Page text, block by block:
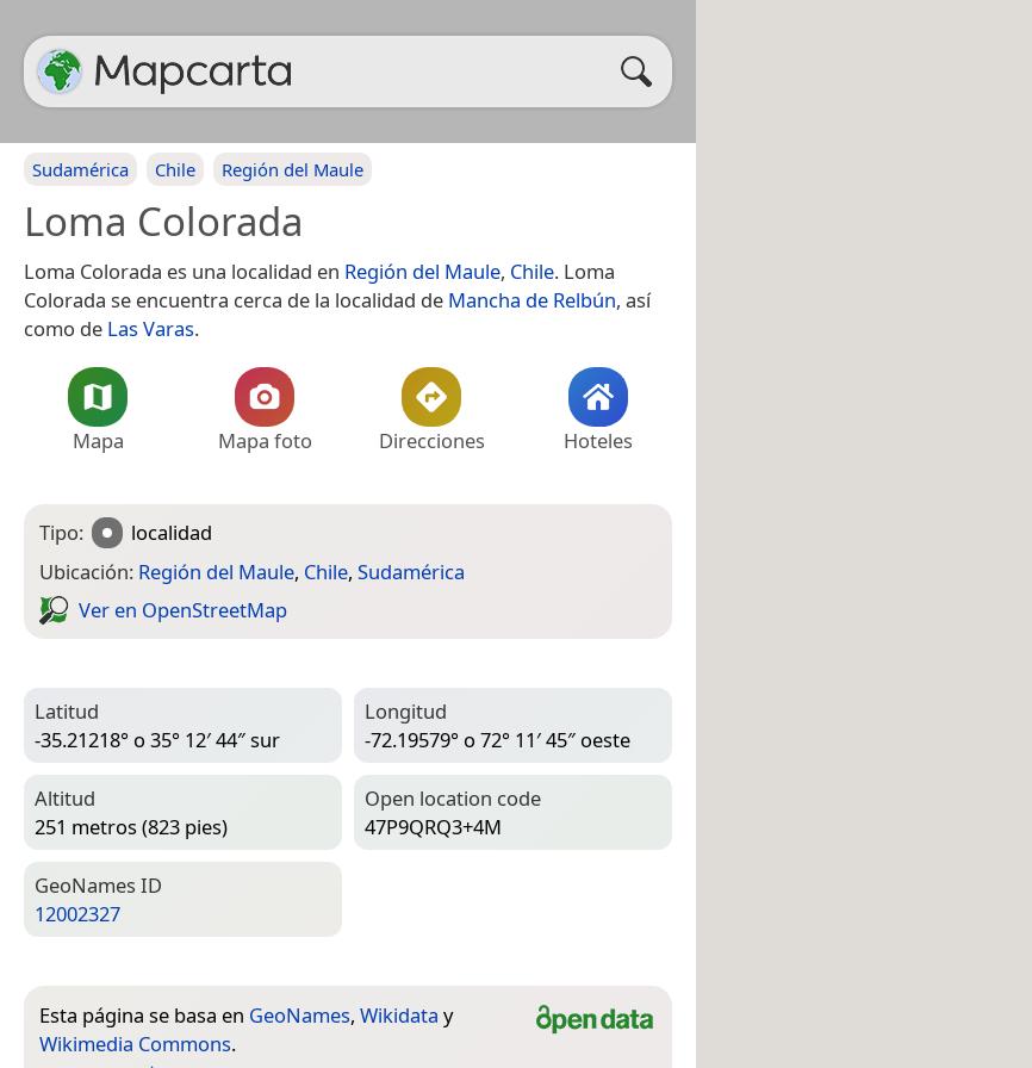
Sudamérica Chile Región del Maule
Loma Colorada
Loma Colorada es una localidad en Región del Maule, Chile. Loma
Colorada se encuentra cerca de la localidad de Mancha de Relbún, así
como de Las Varas.
Mapa Mapa foto Direcciones Hoteles
Tipo:
localidad
Ubicación: Región del Maule, Chile, Sudamérica
Ver en Open­Street­Map
Latitud
-35.21218° o 35° 12′ 44″ sur
Longitud
-72.19579° o 72° 11′ 45″ oeste
Altitud
251 metros (823 pies)
Open location code
47P9QRQ3+4M
Geo­Names ID
12002327
Esta página se basa en GeoNames, Wikidata y
Wikimedia Commons.